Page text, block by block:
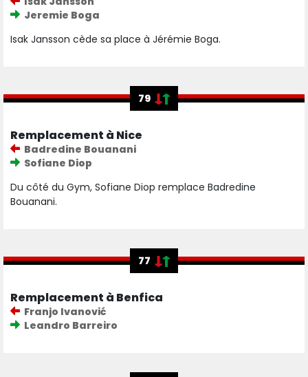
Jeremie Boga
Isak Jansson cède sa place à Jérémie Boga.
79
Remplacement à Nice
Badredine Bouanani
Sofiane Diop
Du côté du Gym, Sofiane Diop remplace Badredine
Bouanani.
77
Remplacement à Benfica
Franjo Ivanović
Leandro Barreiro